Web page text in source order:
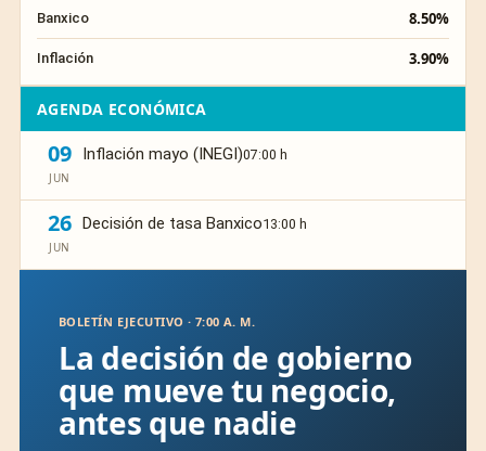
Banxico 8.50%
Inflación 3.90%
AGENDA ECONÓMICA
09
JUN
Inflación mayo (INEGI)07:00 h
26
JUN
Decisión de tasa Banxico13:00 h
BOLETÍN EJECUTIVO · 7:00 A. M.
La decisión de gobierno
que mueve tu negocio,
antes que nadie